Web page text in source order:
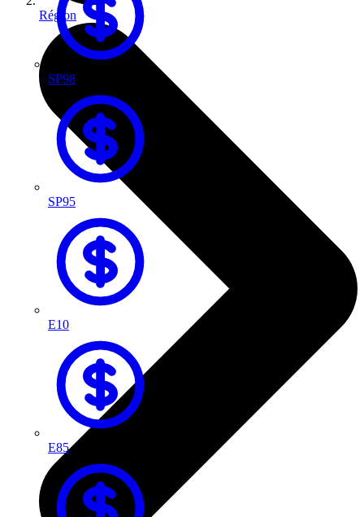
SP98
SP95
E10
E85
Région